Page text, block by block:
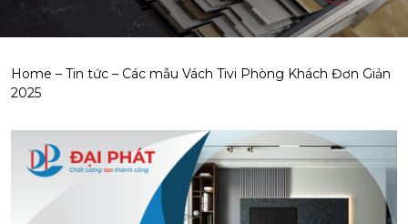
Home – Tin tức – Các mẫu Vách Tivi Phòng Khách Đơn Giản
2025